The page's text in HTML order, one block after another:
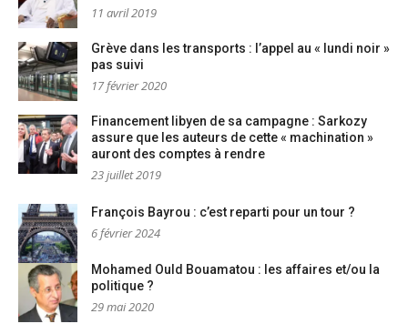
11 avril 2019
Grève dans les transports : l’appel au « lundi noir »
pas suivi
17 février 2020
Financement libyen de sa campagne : Sarkozy
assure que les auteurs de cette « machination »
auront des comptes à rendre
23 juillet 2019
François Bayrou : c’est reparti pour un tour ?
6 février 2024
Mohamed Ould Bouamatou : les affaires et/ou la
politique ?
29 mai 2020